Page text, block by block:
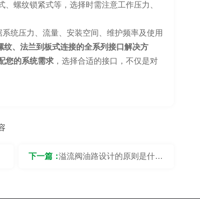
螺纹锁紧式等，选择时需注意工作压力、
统压力、流量、安装空间、维护频率及使用
纹、法兰到板式连接的全系列接口解决方
您的系统需求，选择合适的接口，不仅是对
下一篇：溢流阀油路设计的原则是什